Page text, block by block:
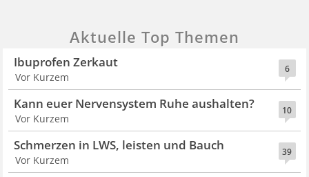
Aktuelle Top Themen
6
Ibuprofen Zerkaut
Vor Kurzem
10
Kann euer Nervensystem Ruhe aushalten?
Vor Kurzem
39
Schmerzen in LWS, leisten und Bauch
Vor Kurzem